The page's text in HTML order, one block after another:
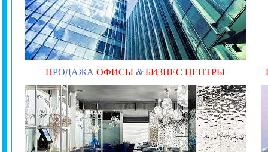
ПРОДАЖА ОФИСЫ & БИЗНЕС ЦЕНТРЫ